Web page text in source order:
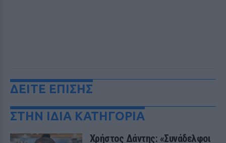
ΔΕΙΤΕ ΕΠΙΣΗΣ
ΣΤΗΝ ΙΔΙΑ ΚΑΤΗΓΟΡΙΑ
Χρήστος Δάντης: «Συνάδελφοι